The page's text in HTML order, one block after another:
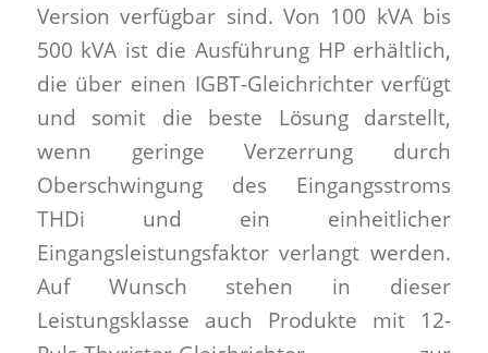
Version verfügbar sind. Von 100 kVA bis
500 kVA ist die Ausführung HP erhältlich,
die über einen IGBT-Gleichrichter verfügt
und somit die beste Lösung darstellt,
wenn geringe Verzerrung durch
Oberschwingung des Eingangsstroms
THDi und ein einheitlicher
Eingangsleistungsfaktor verlangt werden.
Auf Wunsch stehen in dieser
Leistungsklasse auch Produkte mit 12-